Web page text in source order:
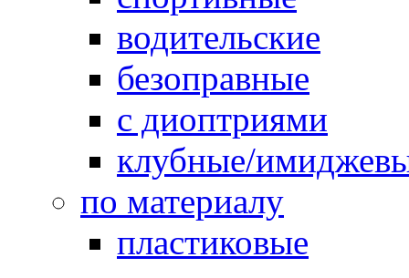
водительские
безоправные
с диоптриями
клубные/
по материалу
пластиковые